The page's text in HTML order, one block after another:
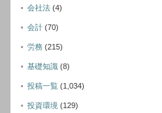
会社法 (4)
会計 (70)
労務 (215)
基礎知識 (8)
投稿一覧 (1,034)
投資環境 (129)